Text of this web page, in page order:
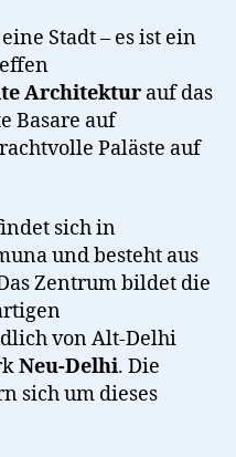
fehlen
Stadt – es ist ein
Architektur auf das
Basare auf
Paläste auf
sich in
und besteht aus
Zentrum bildet die
von Alt-Delhi
Neu-Delhi. Die
sich um dieses